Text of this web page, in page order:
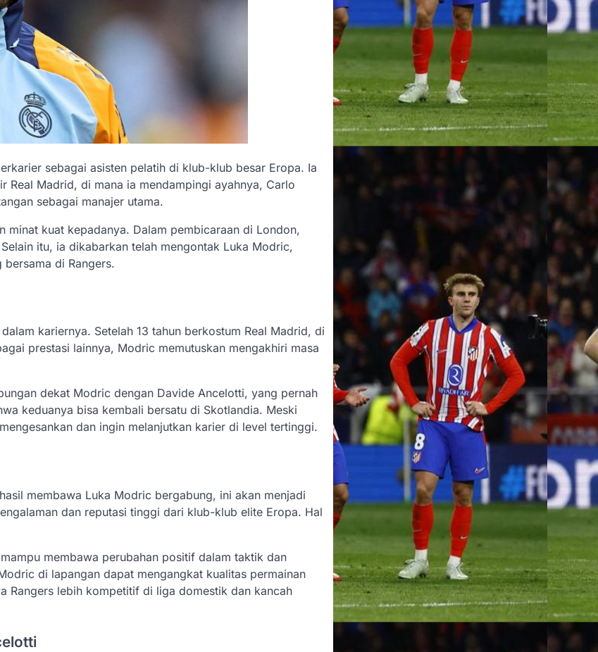
sebagai asisten pelatih di klub-klub besar Eropa. Ia
Real Madrid, di mana ia mendampingi ayahnya, Carlo
sebagai manajer utama.
minat kuat kepadanya. Dalam pembicaraan di London,
itu, ia dikabarkan telah mengontak Luka Modric,
di Rangers.
kariernya. Setelah 13 tahun berkostum Real Madrid, di
prestasi lainnya, Modric memutuskan mengakhiri masa
dekat Modric dengan Davide Ancelotti, yang pernah
keduanya bisa kembali bersatu di Skotlandia. Meski
dan ingin melanjutkan karier di level tertinggi.
membawa Luka Modric bergabung, ini akan menjadi
dan reputasi tinggi dari klub-klub elite Eropa. Hal
membawa perubahan positif dalam taktik dan
di lapangan dapat mengangkat kualitas permainan
Rangers lebih kompetitif di liga domestik dan kancah